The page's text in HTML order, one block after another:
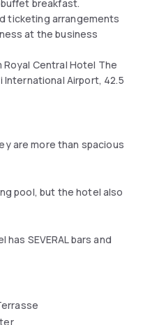
breakfast.
ticketing arrangements
at the business
Royal Central Hotel The
International Airport, 42.5
are more than spacious
pool, but the hotel also
SEVERAL bars and